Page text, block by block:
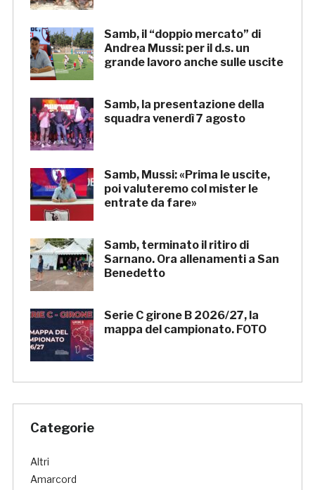
Samb, il “doppio mercato” di
Andrea Mussi: per il d.s. un
grande lavoro anche sulle uscite
Samb, la presentazione della
squadra venerdì 7 agosto
Samb, Mussi: «Prima le uscite,
poi valuteremo col mister le
entrate da fare»
Samb, terminato il ritiro di
Sarnano. Ora allenamenti a San
Benedetto
Serie C girone B 2026/27, la
mappa del campionato. FOTO
Categorie
Altri
Amarcord